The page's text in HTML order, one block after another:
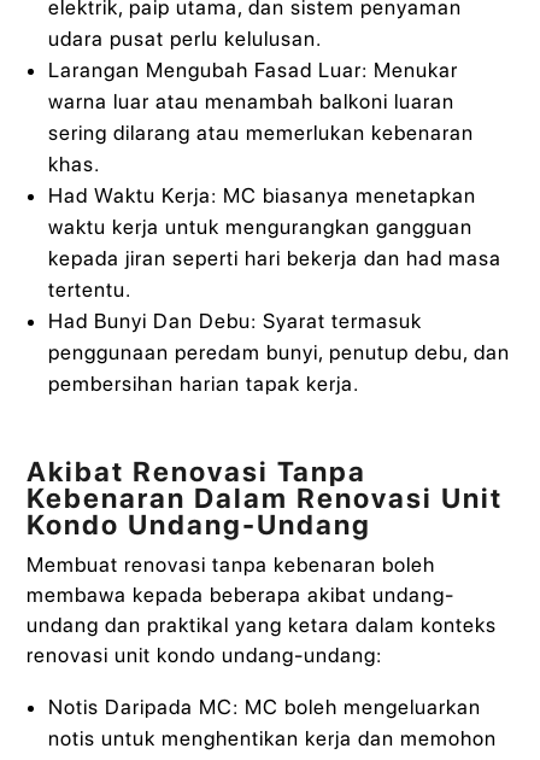
elektrik, paip utama, dan sistem penyaman
udara pusat perlu kelulusan.
Larangan Mengubah Fasad Luar: Menukar
warna luar atau menambah balkoni luaran
sering dilarang atau memerlukan kebenaran
khas.
Had Waktu Kerja: MC biasanya menetapkan
waktu kerja untuk mengurangkan gangguan
kepada jiran seperti hari bekerja dan had masa
tertentu.
Had Bunyi Dan Debu: Syarat termasuk
penggunaan peredam bunyi, penutup debu, dan
pembersihan harian tapak kerja.
Akibat Renovasi Tanpa
Kebenaran Dalam Renovasi Unit
Kondo Undang-Undang
Membuat renovasi tanpa kebenaran boleh
membawa kepada beberapa akibat undang-
undang dan praktikal yang ketara dalam konteks
renovasi unit kondo undang-undang:
Notis Daripada MC: MC boleh mengeluarkan
notis untuk menghentikan kerja dan memohon